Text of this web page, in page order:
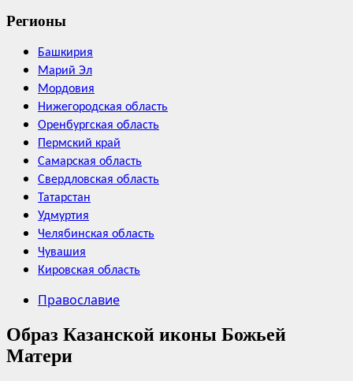
Регионы
Башкирия
Марий Эл
Мордовия
Нижегородская область
Оренбургская область
Пермский край
Самарская область
Свердловская область
Татарстан
Удмуртия
Челябинская область
Чувашия
Кировская область
Православие
Образ Казанской иконы Божьей
Матери